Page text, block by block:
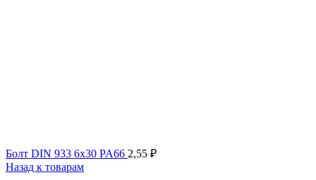
Болт DIN 933 6x30 PA66 2,55 ₽
Назад к товарам